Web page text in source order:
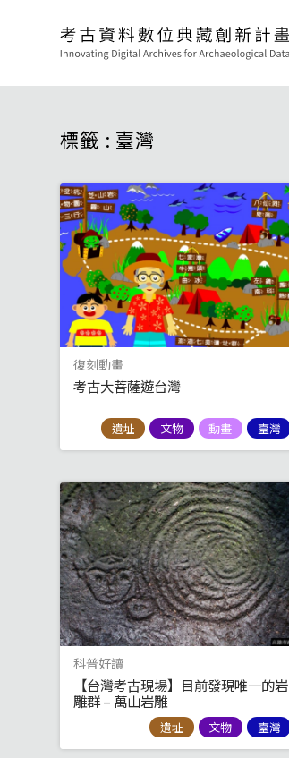
標籤 : 臺灣
復刻動畫
考古大菩薩遊台灣
遺址 文物 動畫 臺灣
科普好讀
【台灣考古現場】目前發現唯一的岩
雕群 – 萬山岩雕
遺址 文物 臺灣